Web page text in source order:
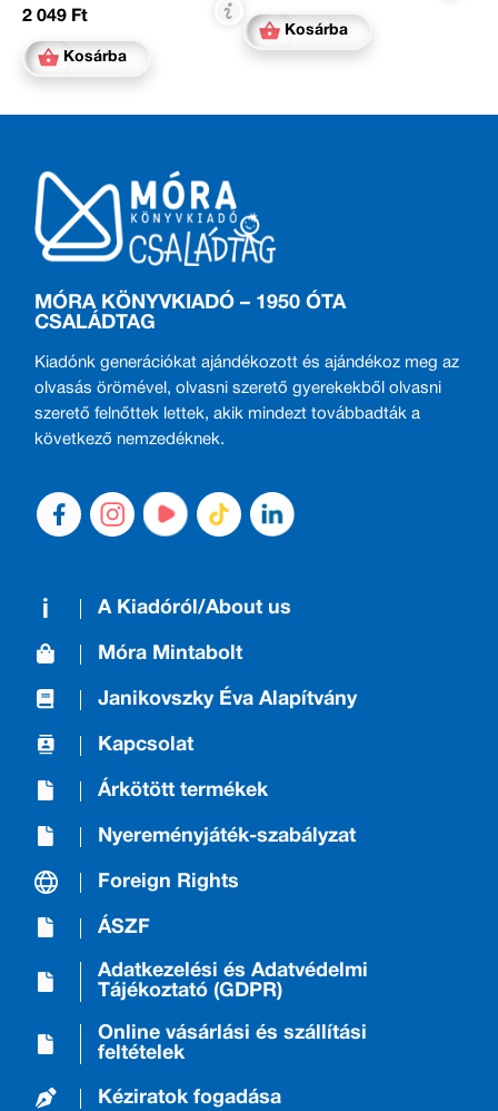
2 049 Ft
Kosárba
Kosárba
MÓRA KÖNYVKIADÓ – 1950 ÓTA
CSALÁDTAG
Kiadónk generációkat ajándékozott és ajándékoz meg az
olvasás örömével, olvasni szerető gyerekekből olvasni
szerető felnőttek lettek, akik mindezt továbbadták a
következő nemzedéknek.
A Kiadóról/About us
Móra Mintabolt
Janikovszky Éva Alapítvány
Kapcsolat
Árkötött termékek
Nyereményjáték-szabályzat
Foreign Rights
ÁSZF
Adatkezelési és Adatvédelmi
Tájékoztató (GDPR)
Online vásárlási és szállítási
feltételek
Kéziratok fogadása